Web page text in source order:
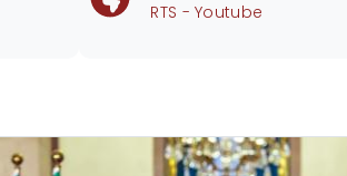
RTS - Youtube